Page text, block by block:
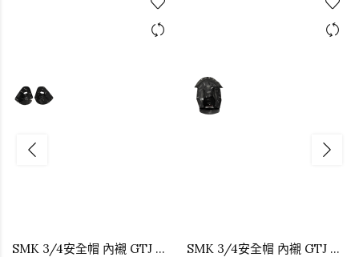
SMK 3/4安全帽 內襯 GTJ 專用 兩頰內襯
SMK 3/4安全帽 內襯 GTJ 專用 頭頂內襯